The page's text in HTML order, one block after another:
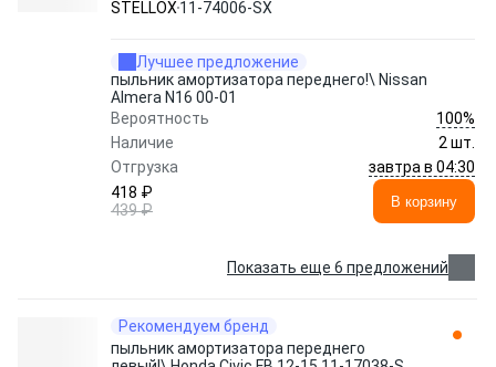
STELLOX 11-74006-SX
Лучшее предложение
пыльник амортизатора переднего!\ Nissan
Almera N16 00-01
Вероятность
100%
Наличие
2 шт.
Отгрузка
завтра в 04:30
418 ₽
439 ₽
В корзину
Показать еще 6 предложений
Рекомендуем бренд
пыльник амортизатора переднего